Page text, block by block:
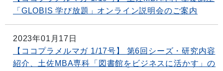
「GLOBIS 学び放題」オンライン説明会のご案内
2023年01月17日
【ココプラメルマガ 1/17号】 第6回シーズ・研究内容
紹介、土佐MBA専科「図書館をビジネスに活かす」の